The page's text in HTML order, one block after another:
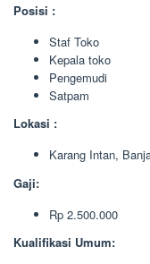
Posisi :
Staf Toko
Kepala toko
Pengemudi
Satpam
Lokasi :
Karang Intan,
Gaji:
Rp 2.500.000
Kualifikasi Umum: